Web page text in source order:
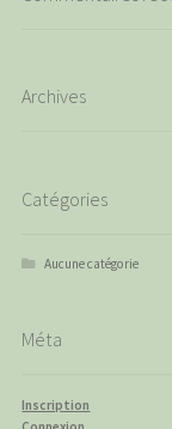
Archives
Catégories
Aucune catégorie
Méta
Inscription